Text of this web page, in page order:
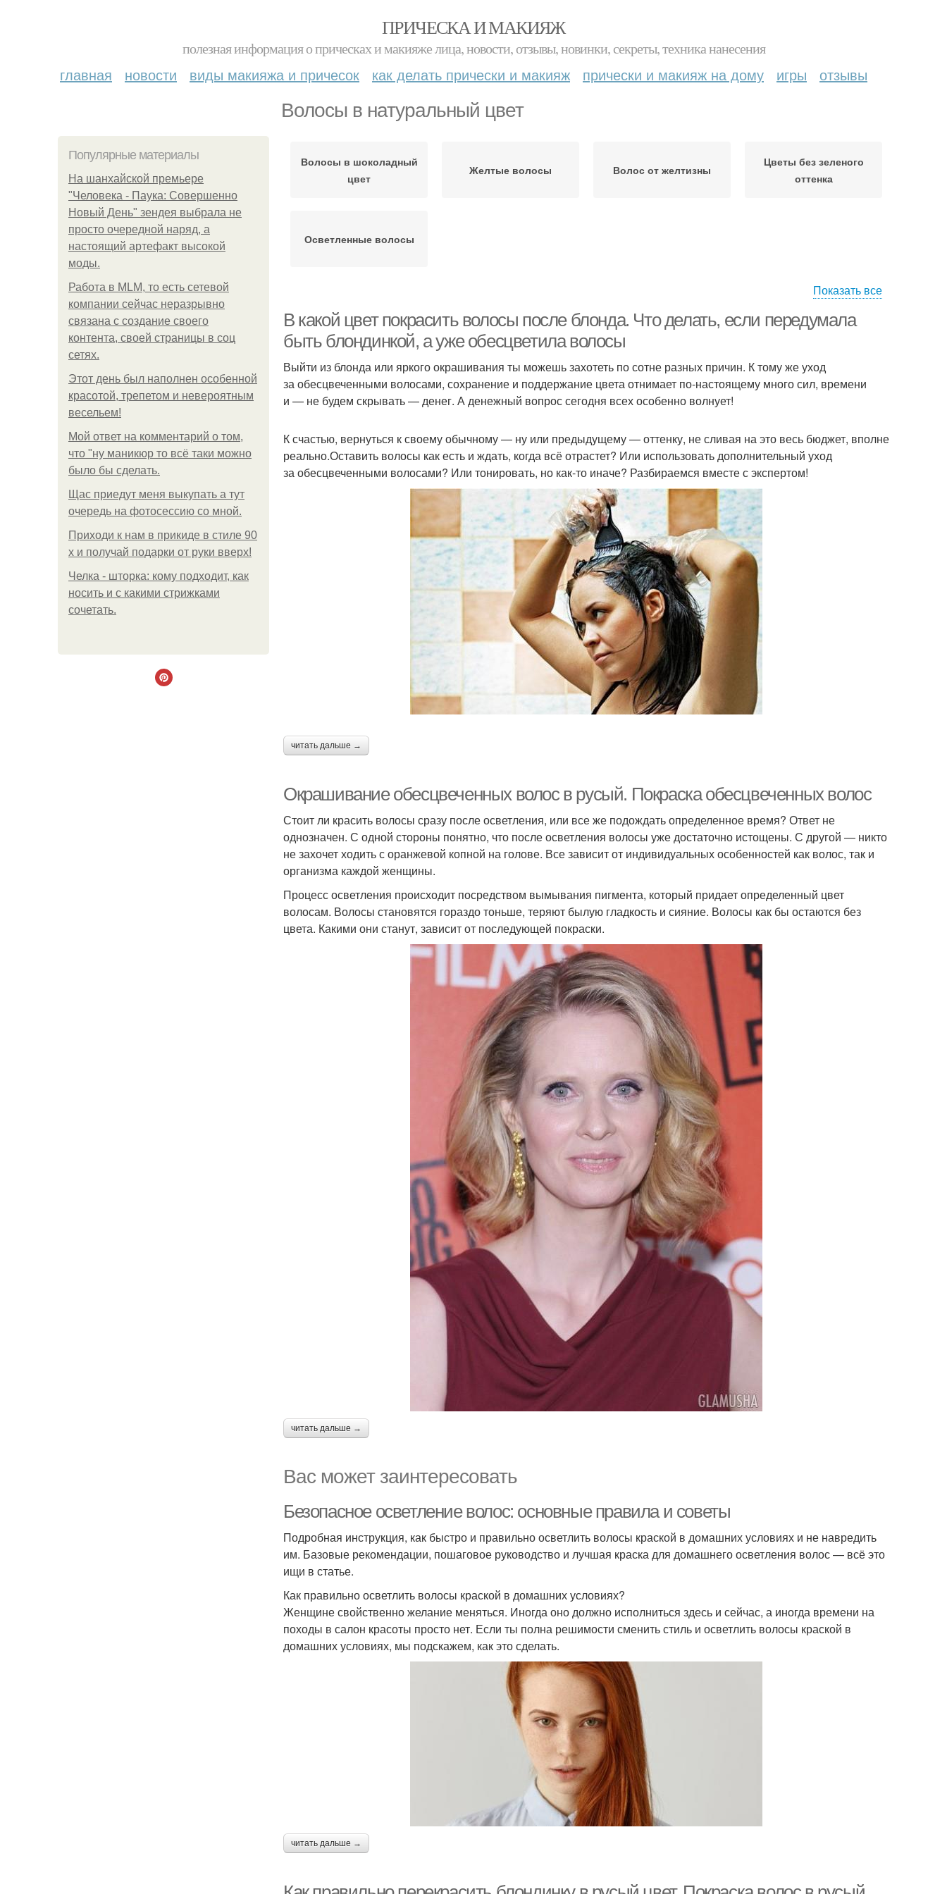
ПРИЧЕСКА И МАКИЯЖ
полезная информация о прическах и макияже лица, новости, отзывы, новинки, секреты, техника нанесения
главная новости виды макияжа и причесок как делать прически и макияж прически и макияж на дому игры отзывы
Волосы в натуральный цвет
Популярные материалы
На шанхайской премьере
"Человека - Паука: Совершенно
Новый День" зендея выбрала не
просто очередной наряд, а
настоящий артефакт высокой
моды.
Работа в MLM, то есть сетевой
компании сейчас неразрывно
связана с создание своего
контента, своей страницы в соц
сетях.
Этот день был наполнен особенной
красотой, трепетом и невероятным
весельем!
Мой ответ на комментарий о том,
что "ну маникюр то всё таки можно
было бы сделать.
Щас приедут меня выкупать а тут
очередь на фотосессию со мной.
Приходи к нам в прикиде в стиле 90
х и получай подарки от руки вверх!
Челка - шторка: кому подходит, как
носить и с какими стрижками
сочетать.
Волосы в шоколадный
цвет
Желтые волосы Волос от желтизны
Цветы без зеленого
оттенка
Осветленные волосы
Показать все
В какой цвет покрасить волосы после блонда. Что делать, если передумала
быть блондинкой, а уже обесцветила волосы
Выйти из блонда или яркого окрашивания ты можешь захотеть по сотне разных причин. К тому же уход
за обесцвеченными волосами, сохранение и поддержание цвета отнимает по-настоящему много сил, времени
и — не будем скрывать — денег. А денежный вопрос сегодня всех особенно волнует!
К счастью, вернуться к своему обычному — ну или предыдущему — оттенку, не сливая на это весь бюджет, вполне
реально.Оставить волосы как есть и ждать, когда всё отрастет? Или использовать дополнительный уход
за обесцвеченными волосами? Или тонировать, но как-то иначе? Разбираемся вместе с экспертом!
читать дальше →
Окрашивание обесцвеченных волос в русый. Покраска обесцвеченных волос
Стоит ли красить волосы сразу после осветления, или все же подождать определенное время? Ответ не
однозначен. С одной стороны понятно, что после осветления волосы уже достаточно истощены. С другой — никто
не захочет ходить с оранжевой копной на голове. Все зависит от индивидуальных особенностей как волос, так и
организма каждой женщины.
Процесс осветления происходит посредством вымывания пигмента, который придает определенный цвет
волосам. Волосы становятся гораздо тоньше, теряют былую гладкость и сияние. Волосы как бы остаются без
цвета. Какими они станут, зависит от последующей покраски.
читать дальше →
Вас может заинтересовать
Безопасное осветление волос: основные правила и советы
Подробная инструкция, как быстро и правильно осветлить волосы краской в домашних условиях и не навредить
им. Базовые рекомендации, пошаговое руководство и лучшая краска для домашнего осветления волос — всё это
ищи в статье.
Как правильно осветлить волосы краской в домашних условиях?
Женщине свойственно желание меняться. Иногда оно должно исполниться здесь и сейчас, а иногда времени на
походы в салон красоты просто нет. Если ты полна решимости сменить стиль и осветлить волосы краской в
домашних условиях, мы подскажем, как это сделать.
читать дальше →